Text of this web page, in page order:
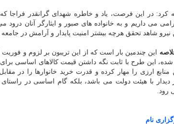
کرد: در این فرصت، یاد و خاطره شهدای گرانقدر فراجا
می داریم و به خانواده های صبور و ایثارگر آنان
نیرو شاهد تحقق هرچه بیشتر امنیت پایدار و آرامش در جامعه
این چندمین بار است که از این تریبون بر لزوم و
شده، این طرح با ثابت نگه داشتن قیمت کالاهای اساسی
منابع ارزی را مهار کرده و قدرت خرید خانوارها را در
دیدار با هیئت دولت می باشد، بلکه گام اساسی در
رود.
نام